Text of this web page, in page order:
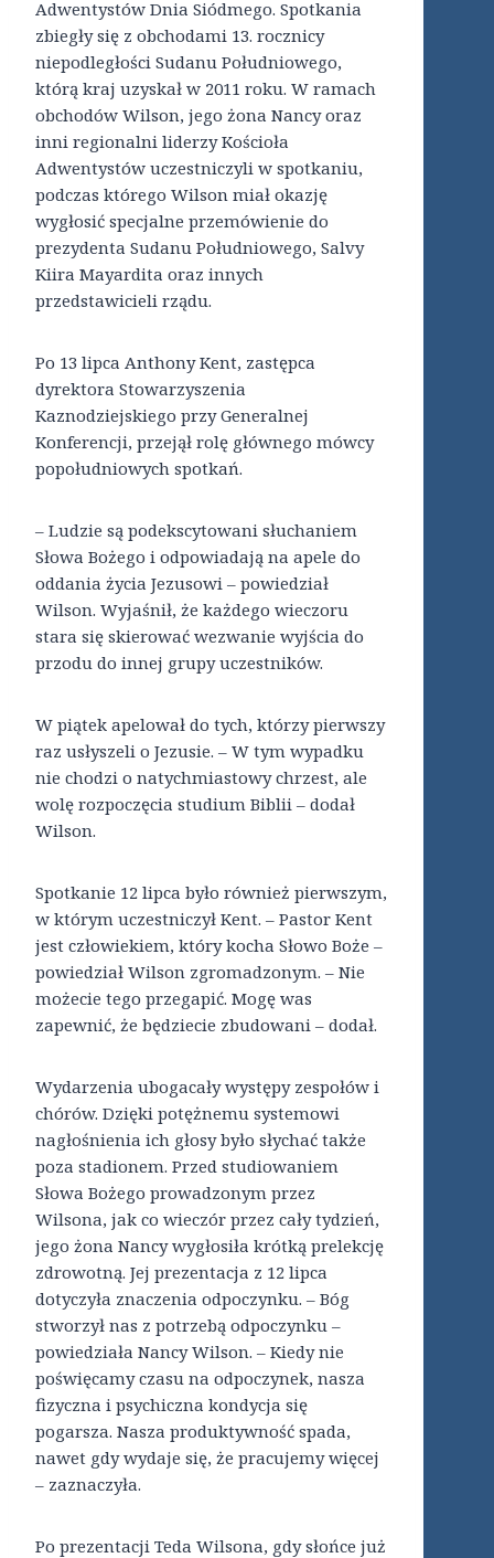
Adwentystów Dnia Siódmego. Spotkania
zbiegły się z obchodami 13. rocznicy
niepodległości Sudanu Południowego,
którą kraj uzyskał w 2011 roku. W ramach
obchodów Wilson, jego żona Nancy oraz
inni regionalni liderzy Kościoła
Adwentystów uczestniczyli w spotkaniu,
podczas którego Wilson miał okazję
wygłosić specjalne przemówienie do
prezydenta Sudanu Południowego, Salvy
Kiira Mayardita oraz innych
przedstawicieli rządu.
Po 13 lipca Anthony Kent, zastępca
dyrektora Stowarzyszenia
Kaznodziejskiego przy Generalnej
Konferencji, przejął rolę głównego mówcy
popołudniowych spotkań.
– Ludzie są podekscytowani słuchaniem
Słowa Bożego i odpowiadają na apele do
oddania życia Jezusowi – powiedział
Wilson. Wyjaśnił, że każdego wieczoru
stara się skierować wezwanie wyjścia do
przodu do innej grupy uczestników.
W piątek apelował do tych, którzy pierwszy
raz usłyszeli o Jezusie. – W tym wypadku
nie chodzi o natychmiastowy chrzest, ale
wolę rozpoczęcia studium Biblii – dodał
Wilson.
Spotkanie 12 lipca było również pierwszym,
w którym uczestniczył Kent. – Pastor Kent
jest człowiekiem, który kocha Słowo Boże –
powiedział Wilson zgromadzonym. – Nie
możecie tego przegapić. Mogę was
zapewnić, że będziecie zbudowani – dodał.
Wydarzenia ubogacały występy zespołów i
chórów. Dzięki potężnemu systemowi
nagłośnienia ich głosy było słychać także
poza stadionem. Przed studiowaniem
Słowa Bożego prowadzonym przez
Wilsona, jak co wieczór przez cały tydzień,
jego żona Nancy wygłosiła krótką prelekcję
zdrowotną. Jej prezentacja z 12 lipca
dotyczyła znaczenia odpoczynku. – Bóg
stworzył nas z potrzebą odpoczynku –
powiedziała Nancy Wilson. – Kiedy nie
poświęcamy czasu na odpoczynek, nasza
fizyczna i psychiczna kondycja się
pogarsza. Nasza produktywność spada,
nawet gdy wydaje się, że pracujemy więcej
– zaznaczyła.
Po prezentacji Teda Wilsona, gdy słońce już